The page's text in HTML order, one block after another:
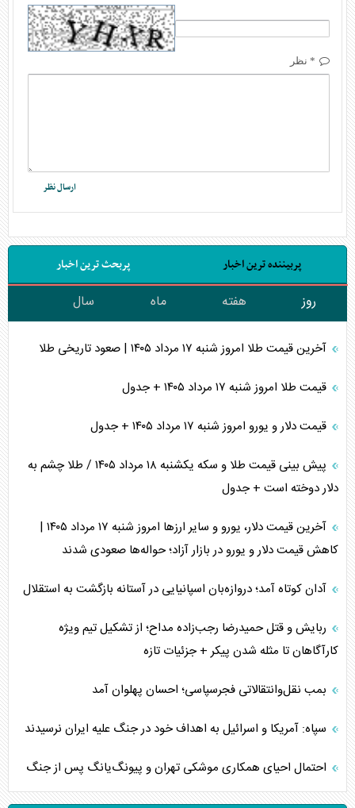
* نظر
پربیننده ترین اخبار پربحث ترین اخبار
روز هفته ماه سال
آخرین قیمت طلا امروز شنبه ۱۷ مرداد ۱۴۰۵ | صعود تاریخی طلا
قیمت طلا امروز شنبه ۱۷ مرداد ۱۴۰۵ + جدول
قیمت دلار و یورو امروز شنبه ۱۷ مرداد ۱۴۰۵ + جدول
پیش بینی قیمت طلا و سکه یکشنبه ۱۸ مرداد ۱۴۰۵ / طلا چشم به
دلار دوخته است + جدول
آخرین قیمت دلار، یورو و سایر ارز‌ها امروز شنبه ۱۷ مرداد ۱۴۰۵ |
کاهش قیمت دلار و یورو در بازار آزاد؛ حواله‌ها صعودی شدند
آدان کوتاه آمد؛ دروازه‌بان اسپانیایی در آستانه بازگشت به استقلال
ربایش و قتل حمیدرضا رجب‌زاده مداح؛ از تشکیل تیم ویژه
کارآگاهان تا مثله شدن پیکر + جزئیات تازه
بمب نقل‌وانتقالاتی فجرسپاسی؛ احسان پهلوان آمد
سپاه: آمریکا و اسرائیل به اهداف خود در جنگ علیه ایران نرسیدند
احتمال احیای همکاری موشکی تهران و پیونگ‌یانگ پس از جنگ